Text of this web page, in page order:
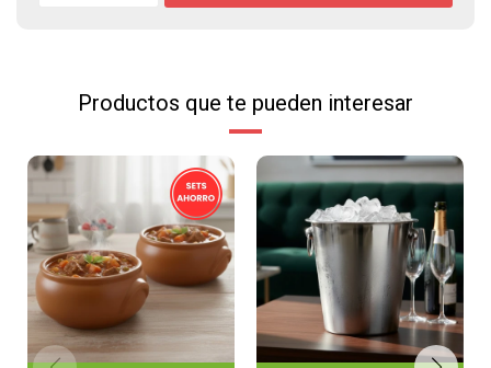
Productos que te pueden interesar